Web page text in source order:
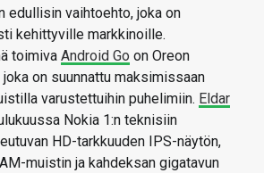
edullisin vaihtoehto, joka on
kehittyville markkinoille.
toimiva Android Go on Oreon
on suunnattu maksimissaan
varustettuihin puhelimiin. Eldar
Nokia 1:n teknisiin
HD-tarkkuuden IPS-näytön,
muistin ja kahdeksan gigatavun